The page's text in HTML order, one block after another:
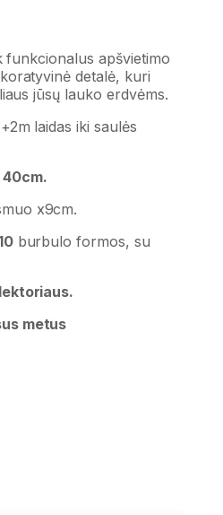
funkcionalus apšvietimo
detalė, kuri
jūsų lauko erdvėms.
laidas iki saulės
40cm.
x9cm.
burbulo formos, su
metus